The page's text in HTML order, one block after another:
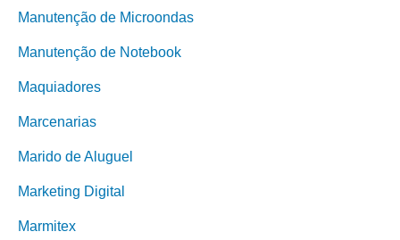
Manutenção de Microondas
Manutenção de Notebook
Maquiadores
Marcenarias
Marido de Aluguel
Marketing Digital
Marmitex